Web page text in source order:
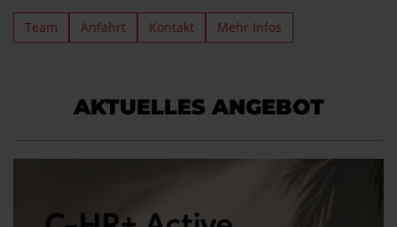
Team Anfahrt Kontakt Mehr Infos
AKTUELLES ANGEBOT